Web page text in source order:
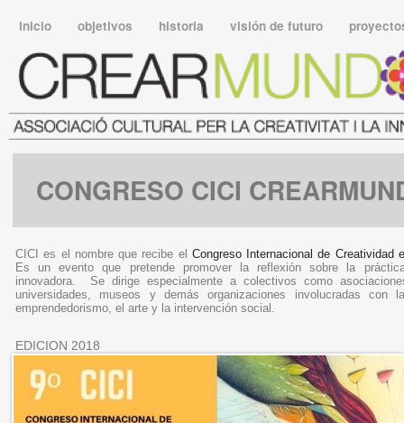
inicio objetivos historia visión de futuro
CICI es el nombre que recibe el Congreso Internacional de Creatividad
Es un evento que pretende promover la reflexión sobre la
innovadora. Se dirige especialmente a colectivos como
universidades, museos y demás organizaciones involucradas con
emprendedorismo, el arte y la intervención social.
CONGRESO CICI
EDICION 2018